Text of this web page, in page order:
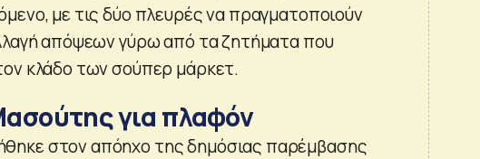
με τις δύο πλευρές να πραγματοποιούν
απόψεων γύρω από τα ζητήματα που
κλάδο των σούπερ μάρκετ.
για πλαφόν
στον απόηχο της δημόσιας παρέμβασης